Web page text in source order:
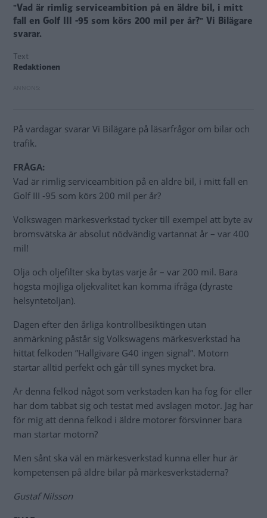
"Vad är rimlig serviceambition på en äldre bil, i mitt
fall en Golf III -95 som körs 200 mil per år?" Vi Bilägare
svarar.
Text
Redaktionen
På vardagar svarar Vi Bilägare på läsarfrågor om bilar och
trafik.
FRÅGA:
Vad är rimlig serviceambition på en äldre bil, i mitt fall en
Golf III -95 som körs 200 mil per år?
Volkswagen märkesverkstad tycker till exempel att byte av
bromsvätska är absolut nödvändig vartannat år – var 400
mil!
Olja och oljefilter ska bytas varje år – var 200 mil. Bara
högsta möjliga oljekvalitet kan komma ifråga (dyraste
helsyntetoljan).
Dagen efter den årliga kontrollbesiktingen utan
anmärkning påstår sig Volkswagens märkesverkstad ha
hittat felkoden ”Hallgivare G40 ingen signal”. Motorn
startar alltid perfekt och går till synes mycket bra.
Är denna felkod något som verkstaden kan ha fog för eller
har dom tabbat sig och testat med avslagen motor. Jag har
för mig att denna felkod i äldre motorer försvinner bara
man startar motorn?
Men sånt ska väl en märkesverkstad kunna eller hur är
kompetensen på äldre bilar på märkesverkstäderna?
Gustaf Nilsson